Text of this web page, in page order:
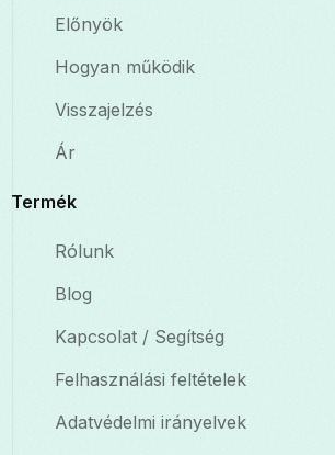
Előnyök
Hogyan működik
Visszajelzés
Ár
Termék
Rólunk
Blog
Kapcsolat / Segítség
Felhasználási feltételek
Adatvédelmi irányelvek